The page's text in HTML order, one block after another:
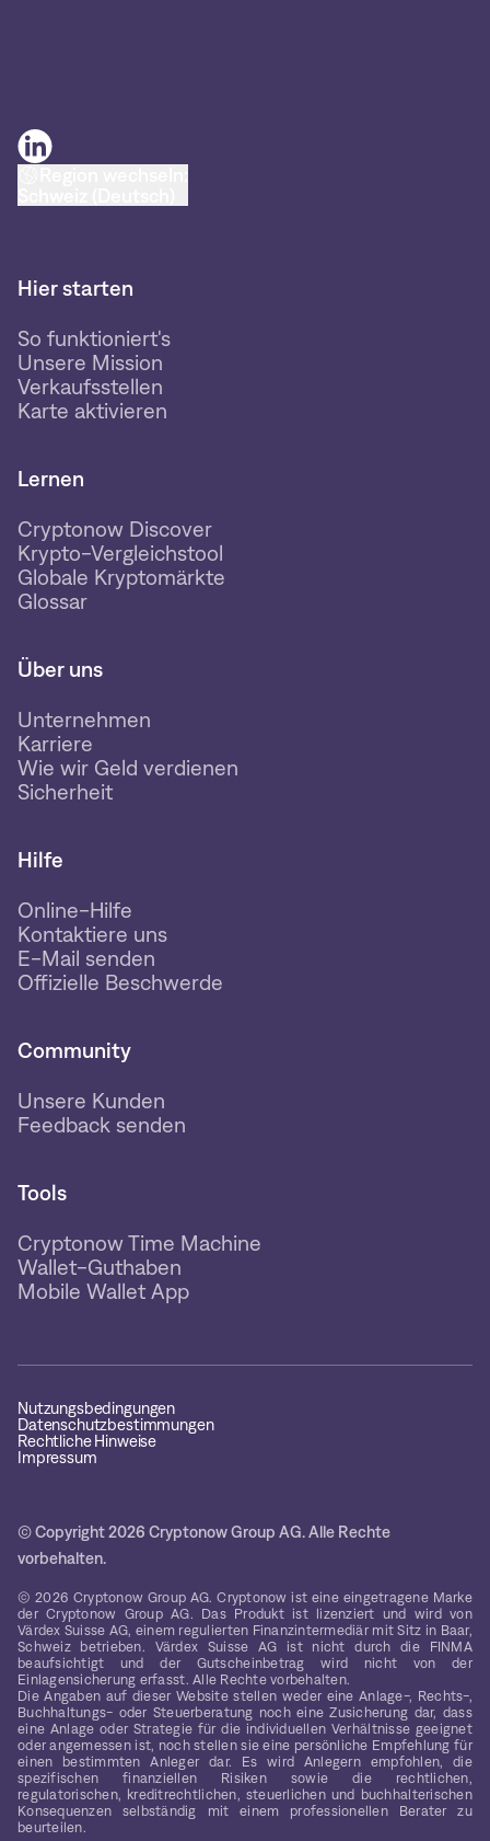
Hier starten
So funktioniert's
Unsere Mission
Verkaufsstellen
Karte aktivieren
Lernen
Cryptonow Discover
Krypto-Vergleichstool
Globale Kryptomärkte
Glossar
Über uns
Unternehmen
Karriere
Wie wir Geld verdienen
Sicherheit
Hilfe
Online-Hilfe
Kontaktiere uns
E-Mail senden
Offizielle Beschwerde
Community
Unsere Kunden
Feedback senden
Tools
Cryptonow Time Machine
Wallet-Guthaben
Mobile Wallet App
Nutzungsbedingungen
Datenschutzbestimmungen
Rechtliche Hinweise
Impressum
© Copyright 2026 Cryptonow Group AG. Alle Rechte
vorbehalten.
© 2026 Cryptonow Group AG. Cryptonow ist eine eingetragene Marke
der Cryptonow Group AG. Das Produkt ist lizenziert und wird von
Värdex Suisse AG, einem regulierten Finanzintermediär mit Sitz in Baar,
Schweiz betrieben. Värdex Suisse AG ist nicht durch die FINMA
beaufsichtigt und der Gutscheinbetrag wird nicht von der
Einlagensicherung erfasst. Alle Rechte vorbehalten.
Die Angaben auf dieser Website stellen weder eine Anlage-, Rechts-,
Buchhaltungs- oder Steuerberatung noch eine Zusicherung dar, dass
eine Anlage oder Strategie für die individuellen Verhältnisse geeignet
oder angemessen ist, noch stellen sie eine persönliche Empfehlung für
einen bestimmten Anleger dar. Es wird Anlegern empfohlen, die
spezifischen finanziellen Risiken sowie die rechtlichen,
regulatorischen, kreditrechtlichen, steuerlichen und buchhalterischen
Konsequenzen selbständig mit einem professionellen Berater zu
beurteilen.